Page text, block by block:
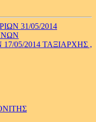
31/05/2014
05/2014 ΤΑΞΙΑΡΧΗΣ ,